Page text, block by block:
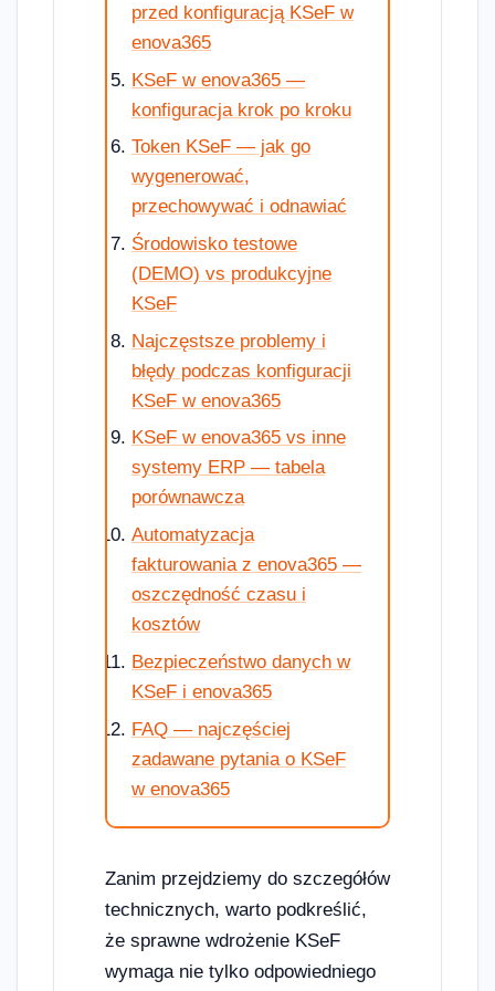
przed konfiguracją KSeF w
enova365
KSeF w enova365 —
konfiguracja krok po kroku
Token KSeF — jak go
wygenerować,
przechowywać i odnawiać
Środowisko testowe
(DEMO) vs produkcyjne
KSeF
Najczęstsze problemy i
błędy podczas konfiguracji
KSeF w enova365
KSeF w enova365 vs inne
systemy ERP — tabela
porównawcza
Automatyzacja
fakturowania z enova365 —
oszczędność czasu i
kosztów
Bezpieczeństwo danych w
KSeF i enova365
FAQ — najczęściej
zadawane pytania o KSeF
w enova365
Zanim przejdziemy do szczegółów
technicznych, warto podkreślić,
że sprawne wdrożenie KSeF
wymaga nie tylko odpowiedniego